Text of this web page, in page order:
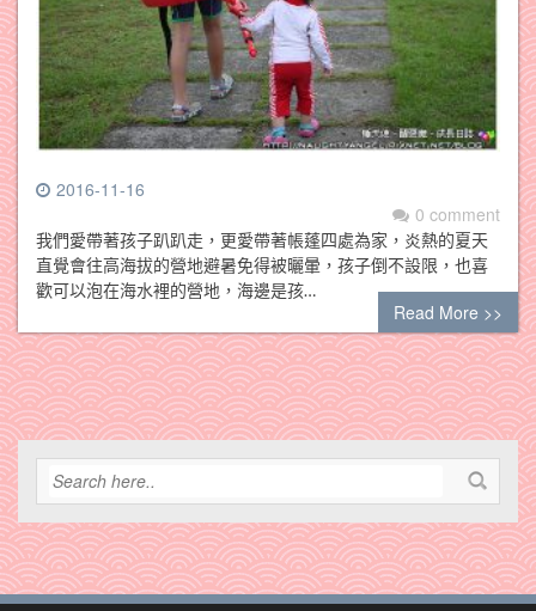
2016-11-16
0 comment
我們愛帶著孩子趴趴走，更愛帶著帳蓬四處為家，炎熱的夏天
直覺會往高海拔的營地避暑免得被曬暈，孩子倒不設限，也喜
歡可以泡在海水裡的營地，海邊是孩…
Read More >>